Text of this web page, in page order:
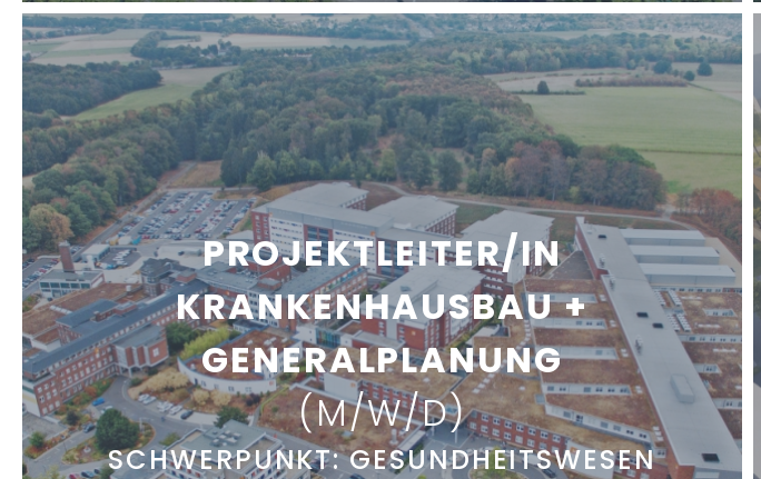
PROJEKTLEITER/IN
KRANKENHAUSBAU +
GENERALPLANUNG
(M/W/D)
SCHWERPUNKT: GESUNDHEITSWESEN